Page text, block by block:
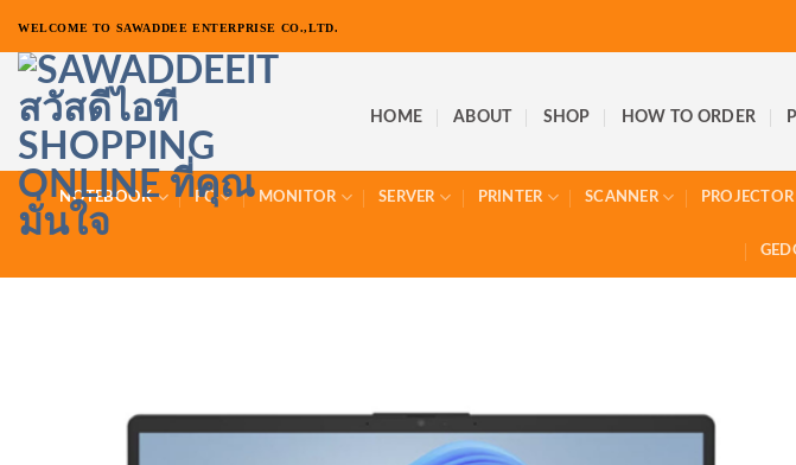
ยัง
เนื้อหา
WELCOME TO SAWADDEE ENTERPRISE CO.,LTD.
HOME ABOUT SHOP HOW TO ORDER
NOTEBOOK PC MONITOR SERVER PRINTER SCANNER PROJECTOR